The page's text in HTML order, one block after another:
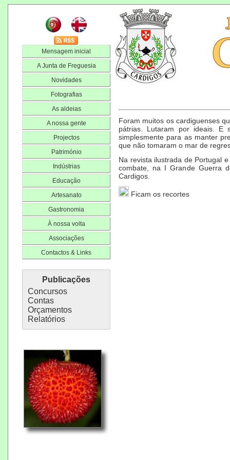
Mensagem inicial
A Junta de Freguesia
Novidades
Fotografias
As aldeias
A nossa gente
Projectos
Património
Indústrias
Educação
Artesanato
Gastronomia
À nossa volta
Associações
Contactos & Links
Publicações
Concursos
Contas
Orçamentos
Relatórios
Foram muitos os cardiguenses
pátrias. Lutaram por ideais. E
simplesmente para as manter
que não tomaram o mar de
Na revista ilustrada de Portugal
combate, na I Grande Guerra
Cardigos.
Ficam os recortes